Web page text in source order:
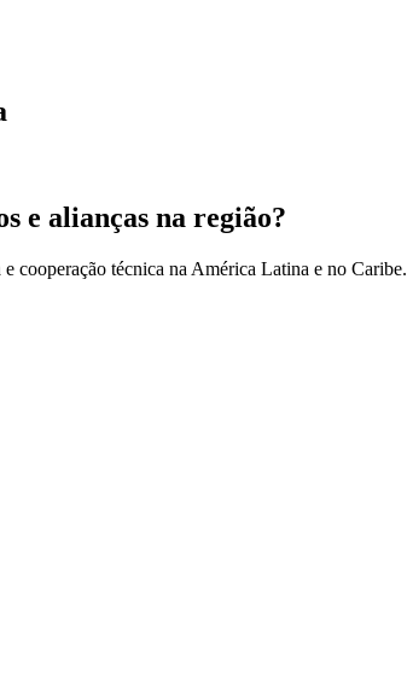
e alianças na região?
cooperação técnica na América Latina e no Caribe.